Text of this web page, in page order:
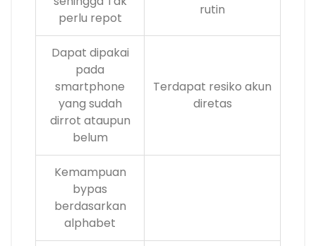
perlu repot
rutin
Dapat dipakai
pada
smartphone
yang sudah
dirrot ataupun
belum
Terdapat resiko akun
diretas
Kemampuan
bypas
berdasarkan
alphabet